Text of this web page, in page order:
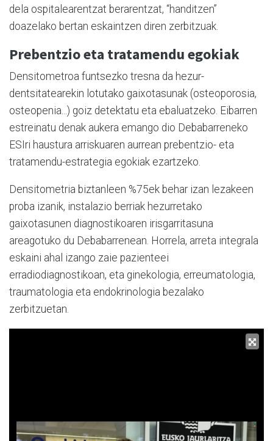
dela ospitalearentzat berarentzat, “handitzen”
doazelako bertan eskaintzen diren zerbitzuak.
Prebentzio eta tratamendu egokiak
Densitometroa funtsezko tresna da hezur-
dentsitatearekin lotutako gaixotasunak (osteoporosia,
osteopenia...) goiz detektatu eta ebaluatzeko. Eibarren
estreinatu denak aukera emango dio Debabarreneko
ESIri haustura arriskuaren aurrean prebentzio- eta
tratamendu-estrategia egokiak ezartzeko.
Densitometria biztanleen %75ek behar izan lezakeen
proba izanik, instalazio berriak hezurretako
gaixotasunen diagnostikoaren irisgarritasuna
areagotuko du Debabarrenean. Horrela, arreta integrala
eskaini ahal izango zaie pazienteei
erradiodiagnostikoan, eta ginekologia, erreumatologia,
traumatologia eta endokrinologia bezalako
zerbitzuetan.